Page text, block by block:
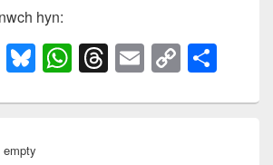
hyn:
M
a
st
o
Bl
u
e
W
h
at
T
hr
e
E
m
ail
C
o
p ar